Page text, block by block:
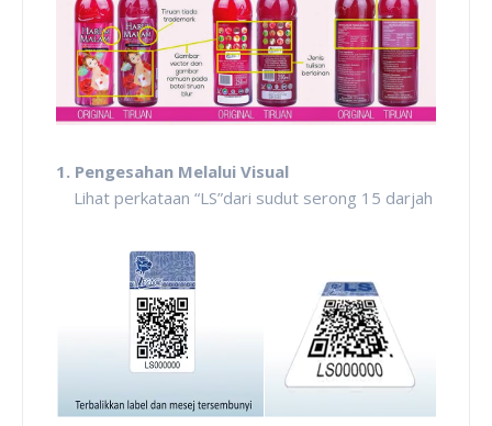
1. Pengesahan Melalui Visual
Lihat perkataan “LS”dari sudut serong 15 darjah